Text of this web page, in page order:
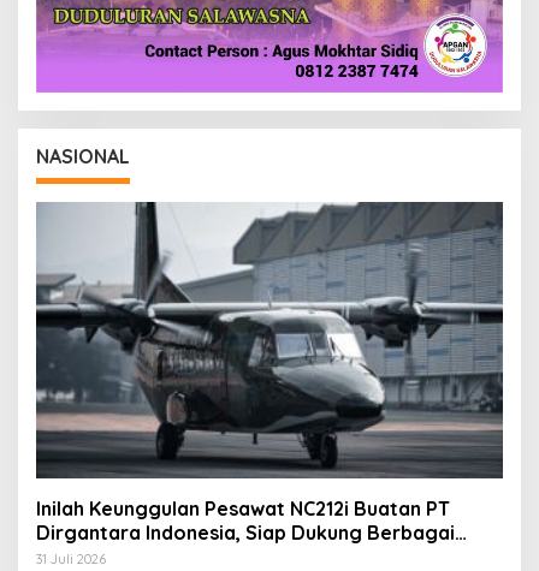
NASIONAL
Inilah Keunggulan Pesawat NC212i Buatan PT
Dirgantara Indonesia, Siap Dukung Berbagai
Operasi TNI
31 Juli 2026